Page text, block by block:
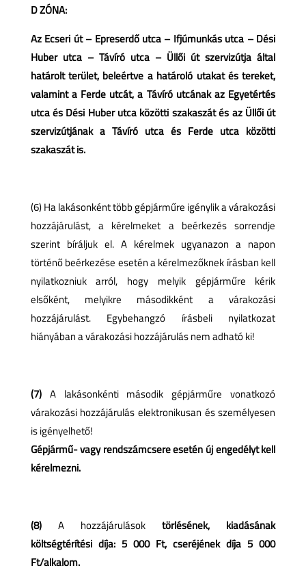
D ZÓNA:
Az Ecseri út – Epreserdő utca – Ifjúmunkás utca – Dési
Huber utca – Távíró utca – Üllői út szervizútja által
határolt terület, beleértve a határoló utakat és tereket,
valamint a Ferde utcát, a Távíró utcának az Egyetértés
utca és Dési Huber utca közötti szakaszát és az Üllői út
szervizútjának a Távíró utca és Ferde utca közötti
szakaszát is.
(6) Ha lakásonként több gépjárműre igénylik a várakozási
hozzájárulást, a kérelmeket a beérkezés sorrendje
szerint bíráljuk el. A kérelmek ugyanazon a napon
történő beérkezése esetén a kérelmezőknek írásban kell
nyilatkozniuk arról, hogy melyik gépjárműre kérik
elsőként, melyikre másodikként a várakozási
hozzájárulást. Egybehangzó írásbeli nyilatkozat
hiányában a várakozási hozzájárulás nem adható ki!
(7)A lakásonkénti második gépjárműre vonatkozó
várakozási hozzájárulás elektronikusan és személyesen
is igényelhető!
Gépjármű- vagy rendszámcsere esetén új engedélyt kell
kérelmezni.
(8)A hozzájárulásoktörlésének, kiadásának
költségtérítési díja: 5 000 Ft, cseréjének díja 5 000
Ft/alkalom.